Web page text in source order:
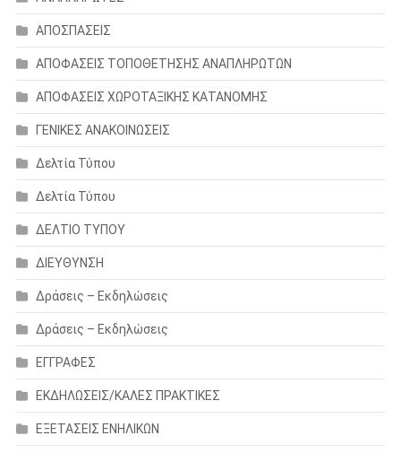
ΑΠΟΣΠΑΣΕΙΣ
ΑΠΟΦΑΣΕΙΣ ΤΟΠΟΘΕΤΗΣΗΣ ΑΝΑΠΛΗΡΩΤΩΝ
ΑΠΟΦΑΣΕΙΣ ΧΩΡΟΤΑΞΙΚΗΣ ΚΑΤΑΝΟΜΗΣ
ΓΕΝΙΚΕΣ ΑΝΑΚΟΙΝΩΣΕΙΣ
Δελτία Τύπου
Δελτία Τύπου
ΔΕΛΤΙΟ ΤΥΠΟΥ
ΔΙΕΥΘΥΝΣΗ
Δράσεις – Εκδηλώσεις
Δράσεις – Εκδηλώσεις
ΕΓΓΡΑΦΕΣ
ΕΚΔΗΛΩΣΕΙΣ/ΚΑΛΕΣ ΠΡΑΚΤΙΚΕΣ
ΕΞΕΤΑΣΕΙΣ ΕΝΗΛΙΚΩΝ